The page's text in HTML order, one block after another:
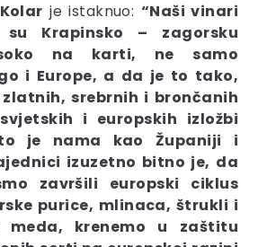
je istaknuo: “Naši vinari
su Krapinsko – zagorsku
na karti, ne samo
i Europe, a da je to tako,
srebrnih i brončanih
i europskih izložbi
je nama kao Županiji i
izuzetno bitno je, da
završili europski ciklus
purice, mlinaca, štrukli i
meda, krenemo u zaštitu